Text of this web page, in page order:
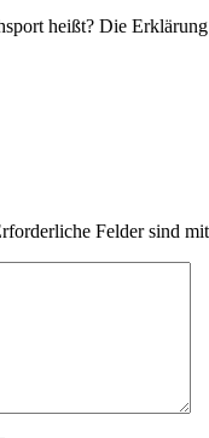
heißt? Die
Felder sind mit